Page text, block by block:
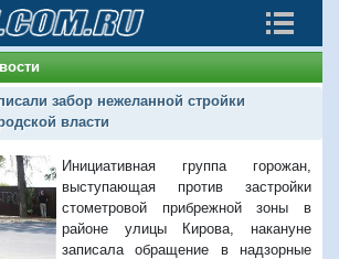
забор нежеланной стройки
власти
Инициативная группа горожан,
выступающая против застройки
стометровой прибрежной зоны в
районе улицы Кирова, накануне
записала обращение в надзорные